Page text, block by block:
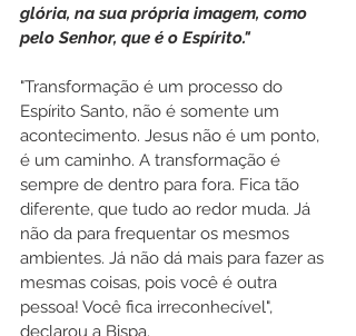
glória, na sua própria imagem, como
pelo Senhor, que é o Espírito."
"Transformação é um processo do
Espírito Santo, não é somente um
acontecimento. Jesus não é um ponto,
é um caminho. A transformação é
sempre de dentro para fora. Fica tão
diferente, que tudo ao redor muda. Já
não da para frequentar os mesmos
ambientes. Já não dá mais para fazer as
mesmas coisas, pois você é outra
pessoa! Você fica irreconhecível",
declarou a Bispa.